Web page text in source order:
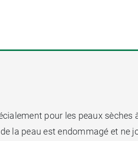
pour les peaux sèches
la peau est endommagé et ne